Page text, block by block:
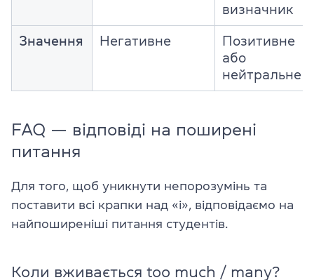
визначник
Значення Негативне
Позитивне
або
нейтральне
FAQ — відповіді на поширені
питання
Для того, щоб уникнути непорозумінь та
поставити всі крапки над «і», відповідаємо на
найпоширеніші питання студентів.
Коли вживається too much / many?